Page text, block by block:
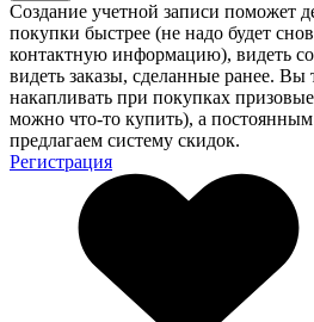
Создание учетной записи поможет
покупки быстрее (не надо будет
контактную информацию), видеть
видеть заказы, сделанные ранее. Вы
накапливать при покупках
можно что-то купить), а
предлагаем систему скидок.
Регистрация